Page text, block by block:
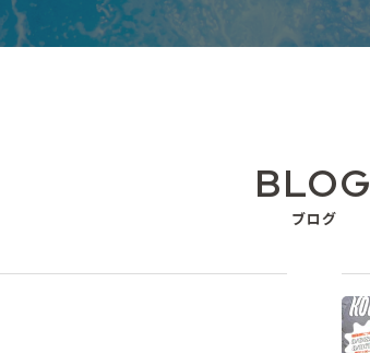
BLOG
ブログ